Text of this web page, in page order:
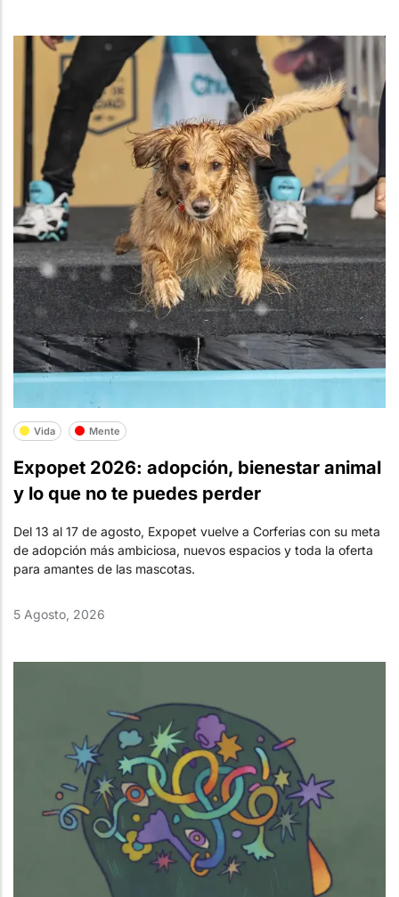
Vida Mente
Expopet 2026: adopción, bienestar animal
y lo que no te puedes perder
Del 13 al 17 de agosto, Expopet vuelve a Corferias con su meta
de adopción más ambiciosa, nuevos espacios y toda la oferta
para amantes de las mascotas.
5 Agosto, 2026